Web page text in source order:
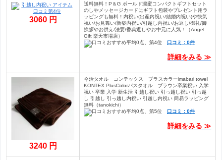
3060 円
送料無料！P＆G ボールド濃蜜コンパクトギフトセット
のしやメッセージカードにギフト包装やプレゼント用ラ
ッピングも無料！内祝い(出産内祝い/結婚内祝い)や快気
祝い/お見舞い/新築内祝い/引越し内祝い/お返し/御礼/御
挨拶やお供え/法要/香典返しやお中元に人気！（Angel
Gift 楽天市場店）
口コミ：0件
詳細をみる ≫
3240 円
今治タオル コンテックス プラスカラーimabari towel
KONTEX PlusColorバスタオル ブラウン卒業祝い 入学
祝い 卒業 入学 新生活 引越し祝い 引っ越し祝い 引っ越
し 引越し 引っ越し内祝い 引越し内祝い 簡易ラッピング
無料（tanokichi）
口コミ：0件
詳細をみる ≫